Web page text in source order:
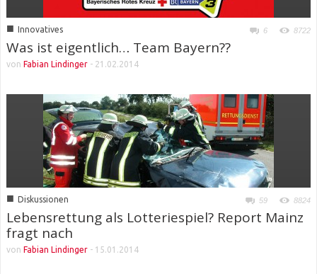
■ Innovatives 6 8722
Was ist eigentlich… Team Bayern??
von Fabian Lindinger - 21.02.2014
■ Diskussionen 59 8824
Lebensrettung als Lotteriespiel? Report Mainz
fragt nach
von Fabian Lindinger - 15.01.2014